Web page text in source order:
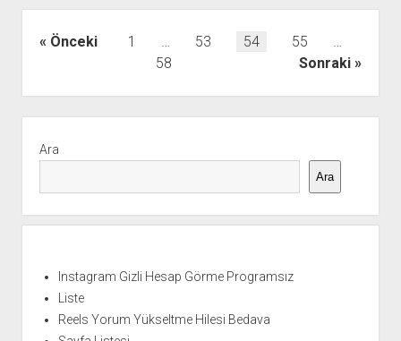
Yerler
YazıÖnceki 1 … 53 54 55
…
58
Sonraki
Menü
Ara
Ara
Instagram Gizli Hesap Görme Programsız
Liste
Reels Yorum Yükseltme Hilesi Bedava